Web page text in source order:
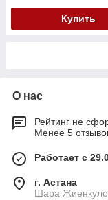
Купить
О нас
Рейтинг не
Менее 5
Работает с
г. Астана
Шара